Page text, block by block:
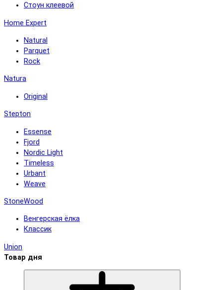
Стоун клеевой
Home Expert
Natural
Parquet
Rock
Natura
Original
Stepton
Essense
Fjord
Nordic Light
Timeless
Urbant
Weave
StoneWood
Венгерская ёлка
Классик
Union
Товар дня